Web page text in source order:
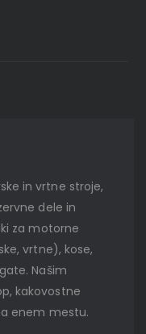
in vrtne stroje,
dele in
za motorne
vrtne), kose,
Našim
kakovostne
enem mestu.